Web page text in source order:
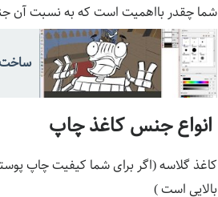
شما چقدر بااهمیت است که به نسبت آن
ساخت
انواع جنس کاغذ چاپ
کاغذ گلاسه (اگر برای شما کیفیت چاپ
بالایی است )